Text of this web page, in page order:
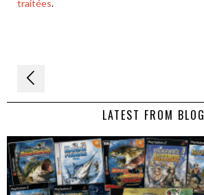
traitées.
Navigation
de LATEST FROM BLOG